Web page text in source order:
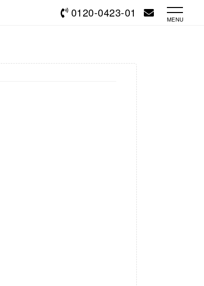
0120-0423-01 MENU